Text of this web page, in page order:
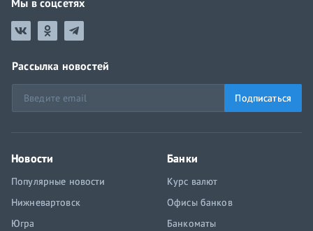
Мы в соцсетях
Рассылка новостей
Подписаться
Новости
Популярные новости
Нижневартовск
Югра
Банки
Курс валют
Офисы банков
Банкоматы